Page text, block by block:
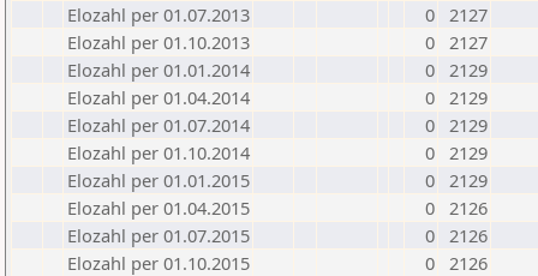
Elozahl per 01.07.2013
0 2127
Elozahl per 01.10.2013
0 2127
Elozahl per 01.01.2014
0 2129
Elozahl per 01.04.2014
0 2129
Elozahl per 01.07.2014
0 2129
Elozahl per 01.10.2014
0 2129
Elozahl per 01.01.2015
0 2129
Elozahl per 01.04.2015
0 2126
Elozahl per 01.07.2015
0 2126
Elozahl per 01.10.2015
0 2126